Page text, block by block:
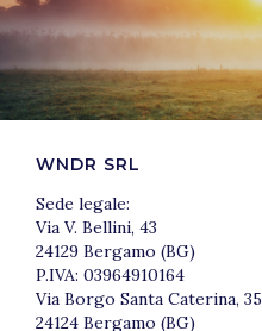
WNDR SRL
Sede legale:
Via V. Bellini, 43
24129 Bergamo (BG)
P.IVA: 03964910164
Via Borgo Santa Caterina, 35
24124 Bergamo (BG)